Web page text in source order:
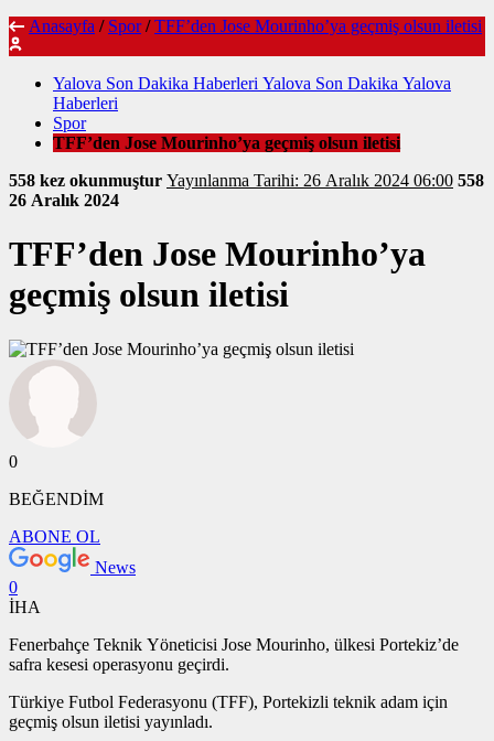
Anasayfa / Spor / TFF’den Jose Mourinho’ya geçmiş olsun iletisi
Yalova Son Dakika Haberleri Yalova Son Dakika Yalova
Haberleri
Spor
TFF’den Jose Mourinho’ya geçmiş olsun iletisi
558 kez okunmuştur
Yayınlanma Tarihi: 26 Aralık 2024 06:00 558
26 Aralık 2024
TFF’den Jose Mourinho’ya
geçmiş olsun iletisi
0
BEĞENDİM
ABONE OL
News
0
İHA
Fenerbahçe Teknik Yöneticisi Jose Mourinho, ülkesi Portekiz’de
safra kesesi operasyonu geçirdi.
Türkiye Futbol Federasyonu (TFF), Portekizli teknik adam için
geçmiş olsun iletisi yayınladı.